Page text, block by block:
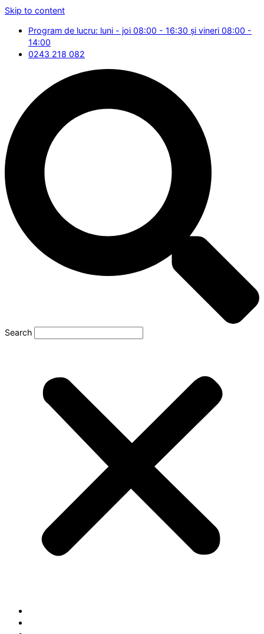
Skip to content
Program de lucru: luni - joi 08:00 - 16:30 și vineri 08:00 -
14:00
0243 218 082
Search